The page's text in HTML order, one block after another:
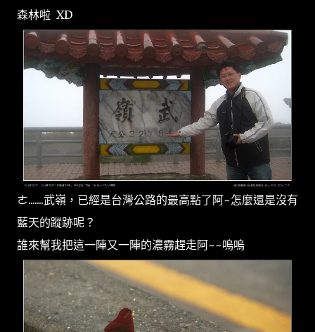
森林啦 XD
ㄜ.......武嶺，已經是台灣公路的最高點了阿~怎麼還是沒有
藍天的蹤跡呢？
誰來幫我把這一陣又一陣的濃霧趕走阿~~嗚嗚